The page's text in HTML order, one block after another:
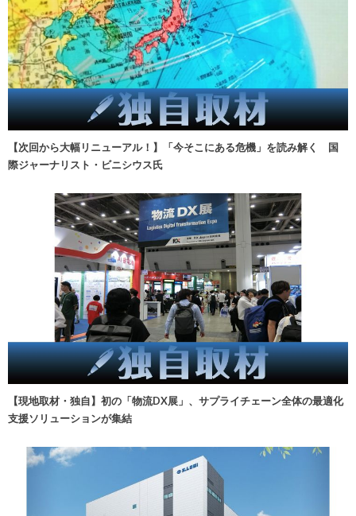
【次回から大幅リニューアル！】「今そこにある危機」を読み解く 国
際ジャーナリスト・ビニシウス氏
【現地取材・独自】初の「物流DX展」、サプライチェーン全体の最適化
支援ソリューションが集結